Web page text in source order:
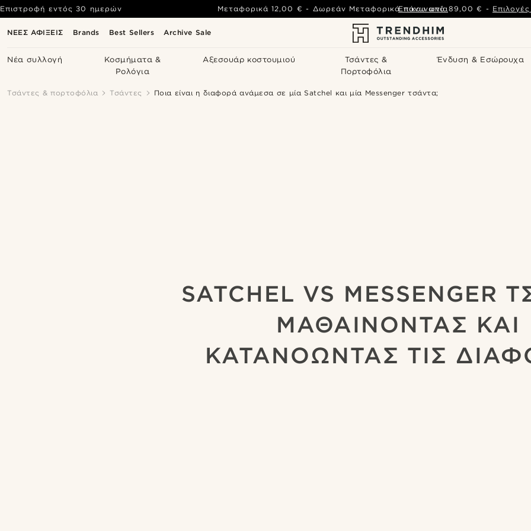
ΝΕΕΣ ΑΦΙΞΕΙΣ Brands Best Sellers Archive Sale
Νέα συλλογή
Κοσμήματα &
Ρολόγια
Αξεσουάρ κοστουμιού
Τσάντες &
Πορτοφόλια
Ένδυση & Εσώρουχα
Επιστροφή εντός 30 ημερών Μεταφορικά 12,00 € - Δωρεάν Μεταφορικά πάνω από89,00 € -
Επικοινωνία
Τσάντες & πορτοφόλια Τσάντες Ποια είναι η διαφορά ανάμεσα σε μία Satchel και μία Messenger τσάντα;
SATCHEL VS MESSENGER
ΜΑΘΑΙΝΟΝΤΑΣ ΚΑΙ
ΚΑΤΑΝΟΩΝΤΑΣ ΤΙΣ